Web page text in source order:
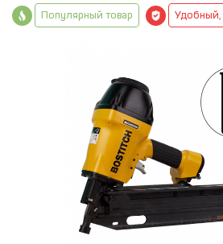
Популярный товар